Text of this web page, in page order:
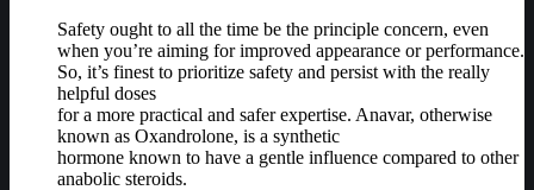
Safety ought to all the time be the principle concern, even
when you’re aiming for improved appearance or performance.
So, it’s finest to prioritize safety and persist with the really
helpful doses
for a more practical and safer expertise. Anavar, otherwise
known as Oxandrolone, is a synthetic
hormone known to have a gentle influence compared to other
anabolic steroids.